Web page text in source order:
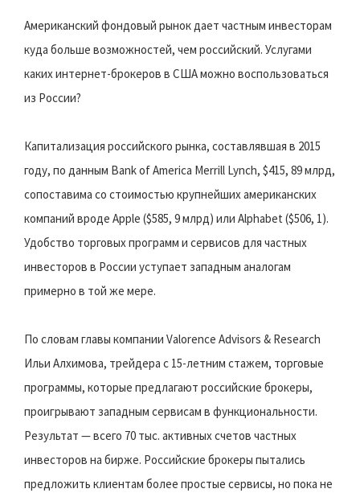
Американский фондовый рынок дает частным инвесторам
куда больше возможностей, чем российский. Услугами
каких интернет-брокеров в США можно воспользоваться
из России?
Капитализация российского рынка, составлявшая в 2015
году, по данным Bank of America Merrill Lynch, $415, 89 млрд,
сопоставима со стоимостью крупнейших американских
компаний вроде Apple ($585, 9 млрд) или Alphabet ($506, 1).
Удобство торговых программ и сервисов для частных
инвесторов в России уступает западным аналогам
примерно в той же мере.
По словам главы компании Valorence Advisors & Research
Ильи Алхимова, трейдера с 15-летним стажем, торговые
программы, которые предлагают российские брокеры,
проигрывают западным сервисам в функциональности.
Результат — всего 70 тыс. активных счетов частных
инвесторов на бирже. Российские брокеры пытались
предложить клиентам более простые сервисы, но пока не